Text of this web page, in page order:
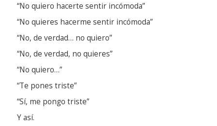
“No quiero hacerte sentir incómoda”
“No quieres hacerme sentir incómoda”
“No, de verdad… no quiero”
“No, de verdad, no quieres”
“No quiero…”
“Te pones triste”
“Sí, me pongo triste”
Y así.